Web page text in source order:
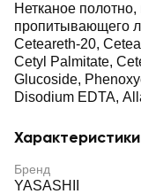
Нетканое
пропитывающего
Ceteareth-20,
Cetyl Palmitate,
Glucoside,
Disodium EDTA,
Характеристики
Бренд
YASASHII